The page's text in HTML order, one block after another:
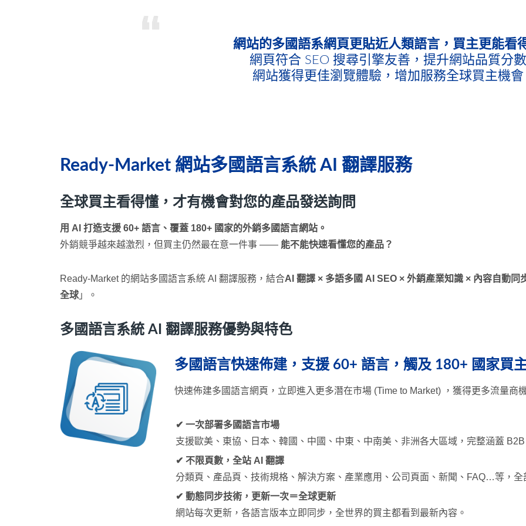
網站的多國語系網頁更貼近人類語言，買主更能看
網頁符合 SEO 搜尋引擎友善，提升網站品質分數
網站獲得更佳瀏覽體驗，增加服務全球買主機會
Ready-Market 網站多國語言系統 AI 翻譯服務
全球買主看得懂，才有機會對您的產品發送詢問
用 AI 打造支援 60+ 語言、覆蓋 180+ 國家的外銷多國語言網站。
外銷競爭越來越激烈，但買主仍然最在意一件事 —— 能不能快速看懂您的產品？
Ready-Market 的網站多國語言系統 AI 翻譯服務，結合AI 翻譯 × 多語多國 AI SEO × 外銷產業知識 × 內容自動同
全球 」。
多國語言系統 AI 翻譯服務優勢與特色
多國語言快速佈建，支援 60+ 語言，觸及 180+ 國家買
快速佈建多國語言網頁，立即進入更多潛在市場 (Time to Market) ，獲得更多流量商
✔ 一次部署多國語言市場
支援歐美、東協、日本、韓國、中國、中東、中南美、非洲各大區域，完整涵蓋
✔ 不限頁數，全站 AI 翻譯
分類頁、產品頁、技術規格、解決方案、產業應用、公司頁面、新聞、FAQ…等，全
✔ 動態同步技術，更新一次＝全球更新
網站每次更新，各語言版本立即同步，全世界的買主都看到最新內容。